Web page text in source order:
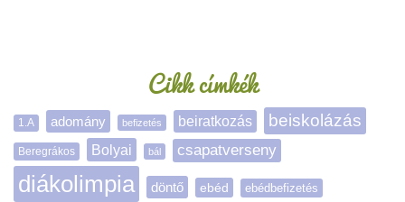
Cikk címkék
1.A adomány befizetés beiratkozás beiskolázás
Beregrákos Bolyai bál csapatverseny
diákolimpia döntő ebéd ebédbefizetés